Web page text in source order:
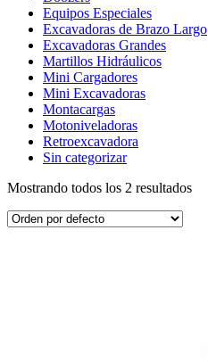
Equipos Especiales
Excavadoras de Brazo Largo
Excavadoras Grandes
Martillos Hidráulicos
Mini Cargadores
Mini Excavadoras
Montacargas
Motoniveladoras
Retroexcavadora
Sin categorizar
Mostrando todos los 2 resultados